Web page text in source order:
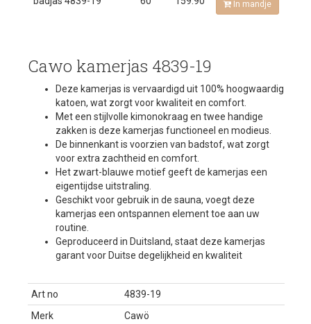
In mandje
Cawo kamerjas 4839-19
Deze kamerjas is vervaardigd uit 100% hoogwaardig
katoen, wat zorgt voor kwaliteit en comfort.
Met een stijlvolle kimonokraag en twee handige
zakken is deze kamerjas functioneel en modieus.
De binnenkant is voorzien van badstof, wat zorgt
voor extra zachtheid en comfort.
Het zwart-blauwe motief geeft de kamerjas een
eigentijdse uitstraling.
Geschikt voor gebruik in de sauna, voegt deze
kamerjas een ontspannen element toe aan uw
routine.
Geproduceerd in Duitsland, staat deze kamerjas
garant voor Duitse degelijkheid en kwaliteit
Art no
4839-19
Merk
Cawö